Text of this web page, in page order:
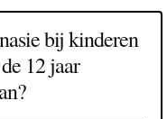
bij kinderen
12 jaar